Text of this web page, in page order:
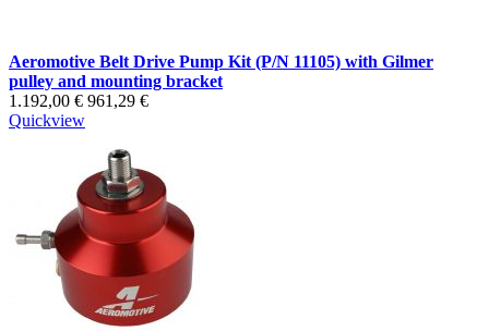
Aeromotive Belt Drive Pump Kit (P/N 11105) with Gilmer
pulley and mounting bracket
1.192,00 € 961,29 €
Quickview